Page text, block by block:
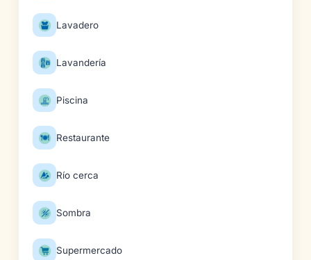
Lavadero
Lavandería
Piscina
Restaurante
Río cerca
Sombra
Supermercado